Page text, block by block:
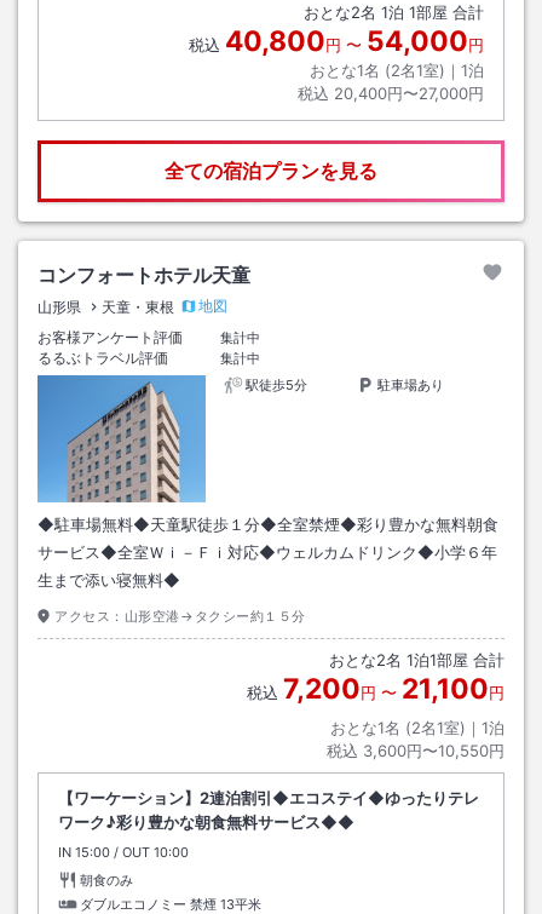
おとな2名 1泊 1部屋 合計
税込 40,800円 〜 54,000円
おとな1名 (2名1室)｜ 1泊
税込 20,400円〜27,000円
全ての宿泊プランを見る
コンフォートホテル天童
山形県 天童・東根
地図
お客様アンケート評価
集計中
るるぶトラベル評価
集計中
駅徒歩5分
駐車場あり
◆駐車場無料◆天童駅徒歩１分◆全室禁煙◆彩り豊かな無料朝食
サービス◆全室Ｗｉ－Ｆｉ対応◆ウェルカムドリンク◆小学６年
生まで添い寝無料◆
アクセス： 山形空港→タクシー約１５分
おとな2名 1泊1部屋 合計
税込 7,200円 〜 21,100円
おとな1名 (2名1室)｜ 1泊
税込 3,600円〜10,550円
【ワーケーション】2連泊割引◆エコステイ◆ゆったりテレ
ワーク♪彩り豊かな朝食無料サービス◆◆
IN チェックイン
15:00 / OUT チェックアウト
10:00
朝食のみ
ダブルエコノミー 禁煙 13平米